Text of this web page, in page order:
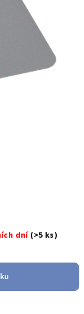
dní (>5 ks)